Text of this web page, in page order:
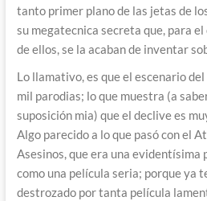
tanto primer plano de las jetas de
su megatecnica secreta que, para el
de ellos, se la acaban de inventar
Lo llamativo, es que el escenario
mil parodias; lo que muestra (a
suposición mia) que el declive es
Algo parecido a lo que pasó con el
Asesinos, que era una evidentísima
como una película seria; porque ya
destrozado por tanta película